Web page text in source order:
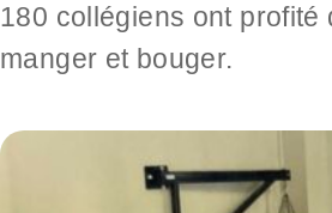
180 collégiens ont profité
manger et bouger.